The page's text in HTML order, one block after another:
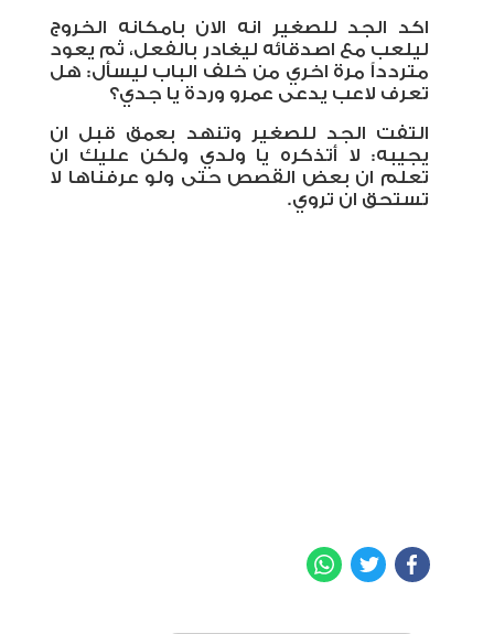
اكد الجد للصغير انه الان بامكانه الخروج
ليلعب مع اصدقائه ليغادر بالفعل، ثم يعود
متردداً مرة اخري من خلف الباب ليسأل: هل
تعرف لاعب يدعى عمرو وردة يا جدي؟
التفت الجد للصغير وتنهد بعمق قبل ان
يجيبه: لا أتذكره يا ولدي ولكن عليك ان
تعلم ان بعض القصص حتى ولو عرفناها لا
تستحق ان تروي.
Facebook
Twitter